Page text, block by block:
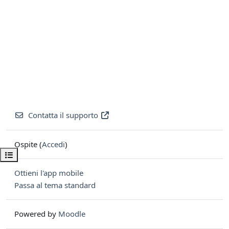
Apri indice del corso
Contatta il supporto
Ospite (Accedi)
Ottieni l'app mobile
Passa al tema standard
Powered by Moodle